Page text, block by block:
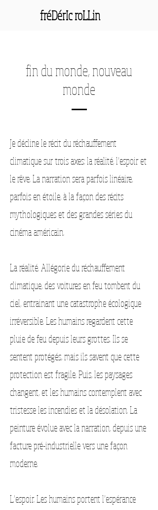
fréDérIc roLLin
fin du monde, nouveau
monde
Je décline le récit du réchauffement
climatique sur trois axes: la réalité, l’espoir et
le rêve. La narration sera parfois linéaire,
parfois en étoile, à la façon des récits
mythologiques et des grandes séries du
cinéma américain.
La réalité. Allégorie du réchauffement
climatique, des voitures en feu tombent du
ciel, entrainant une catastrophe écologique
irréversible. Les humains regardent cette
pluie de feu depuis leurs grottes. Ils se
sentent protégés, mais ils savent que cette
protection est fragile. Puis, les paysages
changent, et les humains contemplent avec
tristesse les incendies et la désolation. La
peinture évolue avec la narration, depuis une
facture pré-industrielle vers une façon
moderne.
L’espoir. Les humains portent l’espérance